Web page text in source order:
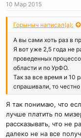
10 Мар 2015
Горыныч написал(а):
А вы сами хоть раз в
Я вот уже 2,5 года не
проведенных
области и по УрФО.
Так за все время и 10
спрашивали, то
Я так понимаю, что
лучше платить по
рассказывать, что не
далеко не на все